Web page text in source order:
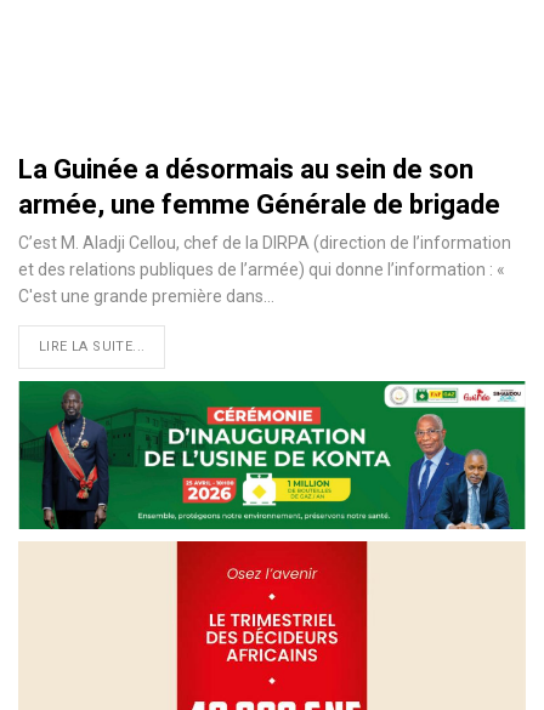
La Guinée a désormais au sein de son
armée, une femme Générale de brigade
C’est M. Aladji Cellou, chef de la DIRPA (direction de l’information
et des relations publiques de l’armée) qui donne l’information : «
C'est une grande première dans…
LIRE LA SUITE...